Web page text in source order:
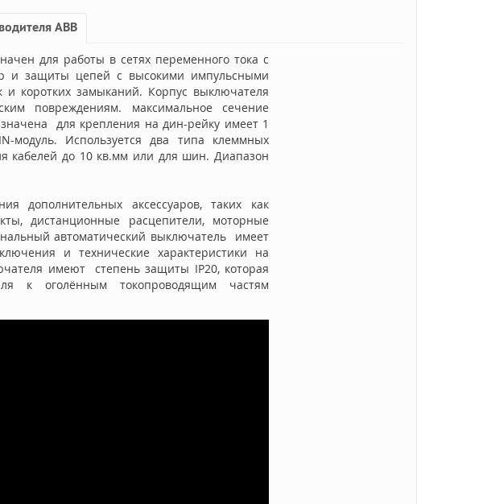
ABB
для работы в сетях переменного тока с
и защиты цепей с высокими импульсными
коротких замыканий. Корпус выключателя
повреждениям. максимальное сечение
для крепления на дин-рейку имеет 1
модуль. Используется два типа клеммных
кабелей до 10 кв.мм или для шин. Диапазон
дополнительных аксессуаров, таких как
дистанционные расцепители, моторные
автоматический выключатель имеет
и технические характеристики на
имеют степень защиты IP20, которая
к оголённым токопроводящим частям